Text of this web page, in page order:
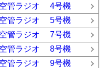
空管ラジオ 4号機
空管ラジオ 5号機
空管ラジオ 7号機
空管ラジオ 8号機
空管ラジオ 9号機